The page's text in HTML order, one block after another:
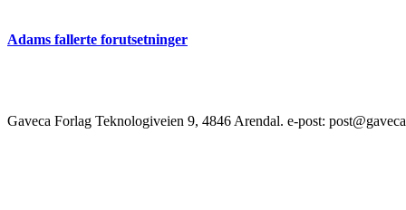
Adams fallerte forutsetninger
Gaveca Forlag Teknologiveien 9, 4846 Arendal. e-post: